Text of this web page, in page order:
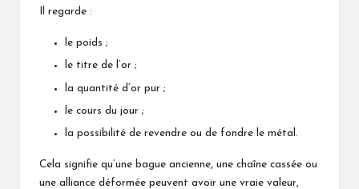
Il regarde :
le poids ;
le titre de l’or ;
la quantité d’or pur ;
le cours du jour ;
la possibilité de revendre ou de fondre le métal.
Cela signifie qu’une bague ancienne, une chaîne cassée ou
une alliance déformée peuvent avoir une vraie valeur,